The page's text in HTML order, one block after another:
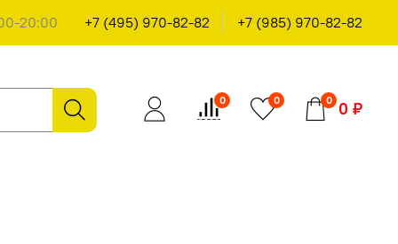
20:00 +7 (495) 970-82-82 +7 (985) 970-82-82
0 0 0 0 ₽